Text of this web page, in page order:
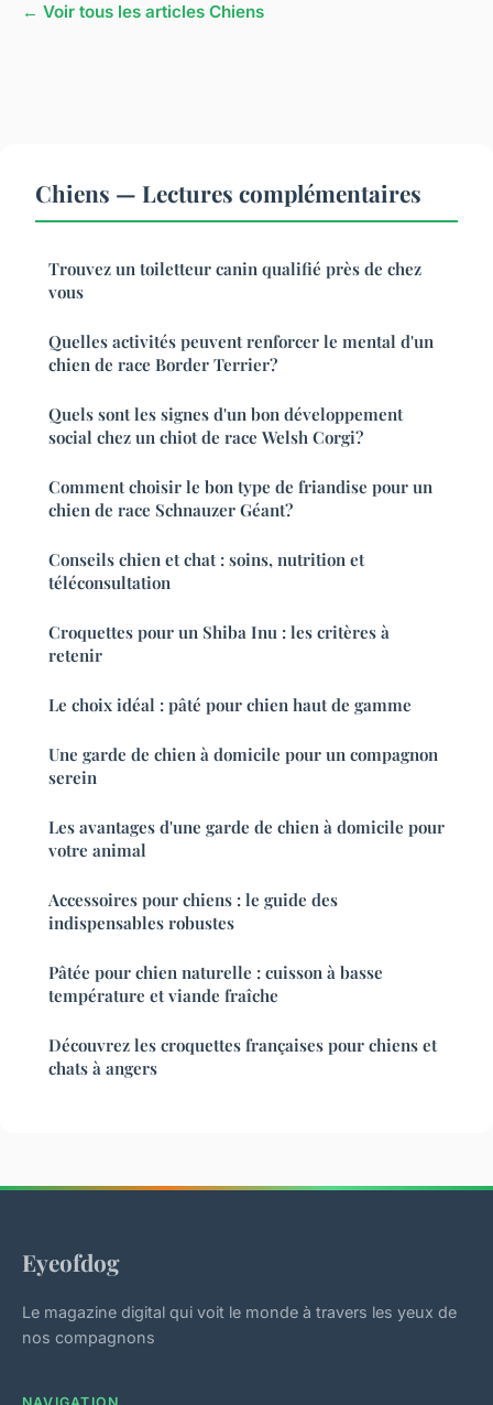
← Voir tous les articles Chiens
Chiens — Lectures complémentaires
Trouvez un toiletteur canin qualifié près de chez
vous
Quelles activités peuvent renforcer le mental d'un
chien de race Border Terrier?
Quels sont les signes d'un bon développement
social chez un chiot de race Welsh Corgi?
Comment choisir le bon type de friandise pour un
chien de race Schnauzer Géant?
Conseils chien et chat : soins, nutrition et
téléconsultation
Croquettes pour un Shiba Inu : les critères à
retenir
Le choix idéal : pâté pour chien haut de gamme
Une garde de chien à domicile pour un compagnon
serein
Les avantages d'une garde de chien à domicile pour
votre animal
Accessoires pour chiens : le guide des
indispensables robustes
Pâtée pour chien naturelle : cuisson à basse
température et viande fraîche
Découvrez les croquettes françaises pour chiens et
chats à angers
Eyeofdog
Le magazine digital qui voit le monde à travers les yeux de
nos compagnons